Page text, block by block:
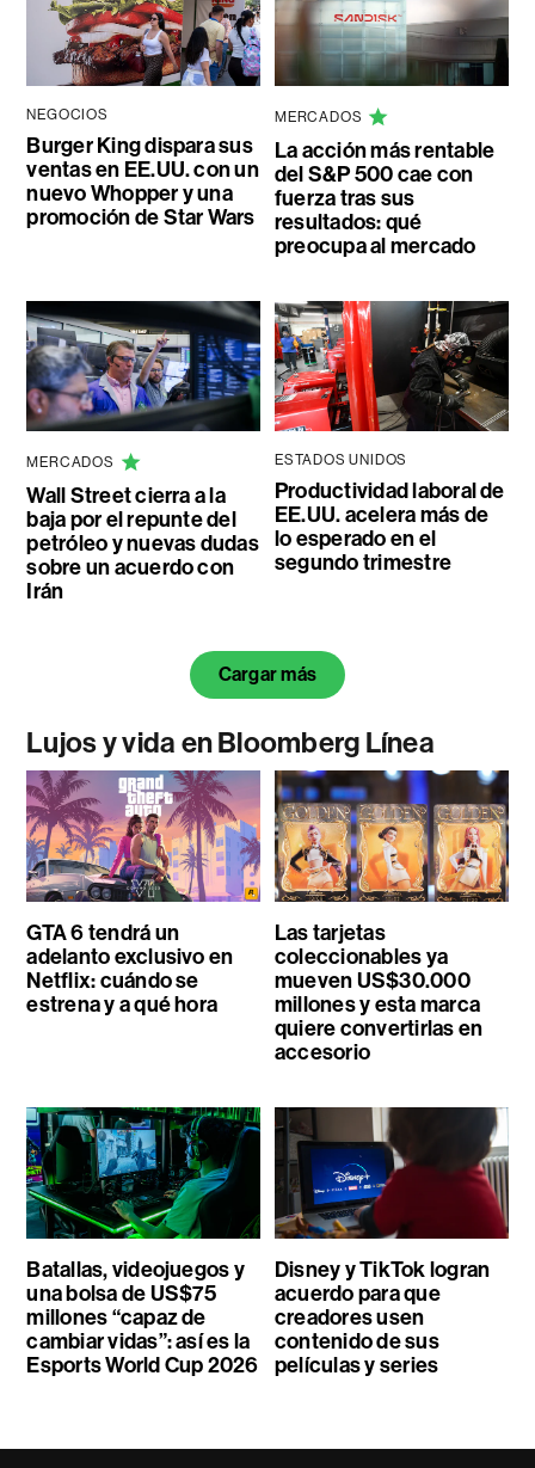
NEGOCIOS
Burger King dispara sus
ventas en EE.UU. con un
nuevo Whopper y una
promoción de Star Wars
MERCADOS
La acción más rentable
del S&P 500 cae con
fuerza tras sus
resultados: qué
preocupa al mercado
MERCADOS
Wall Street cierra a la
baja por el repunte del
petróleo y nuevas dudas
sobre un acuerdo con
Irán
ESTADOS UNIDOS
Productividad laboral de
EE.UU. acelera más de
lo esperado en el
segundo trimestre
Cargar más
Lujos y vida en Bloomberg Línea
GTA 6 tendrá un
adelanto exclusivo en
Netflix: cuándo se
estrena y a qué hora
Las tarjetas
coleccionables ya
mueven US$30.000
millones y esta marca
quiere convertirlas en
accesorio
Batallas, videojuegos y
una bolsa de US$75
millones “capaz de
cambiar vidas”: así es la
Esports World Cup 2026
Disney y TikTok logran
acuerdo para que
creadores usen
contenido de sus
películas y series